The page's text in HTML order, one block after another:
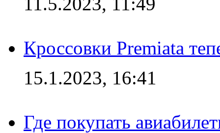
Кроссовки Premiata
15.1.2023, 16:41
Где покупать